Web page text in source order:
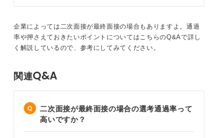
接通過の可能性を高めることができますよ。
0
企業によっては二次面接が最終面接の場合もありますよ。通過
率や押さえておきたいポイントについてはこちらのQ&Aで詳し
く解説しているので、参考にしてみてください。
関連Q&A
二次面接が最終面接の場合の選考通過率って
高いですか？